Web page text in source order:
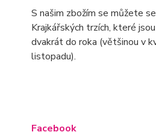
S našim zbožím se můžete
Krajkářských trzích, které
dvakrát do roka (většinou v
listopadu).
Facebook